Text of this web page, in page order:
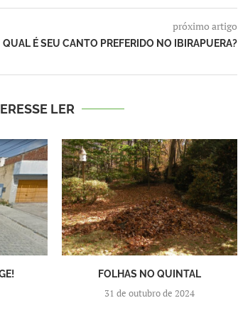
próximo artigo
QUAL É SEU CANTO PREFERIDO NO IBIRAPUERA?
LER
FOLHAS NO QUINTAL
31 de outubro de 2024